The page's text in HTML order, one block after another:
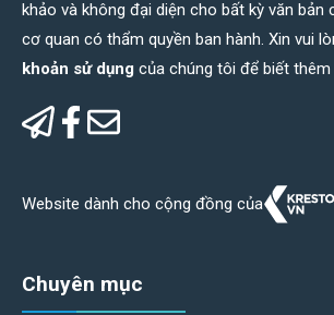
khảo và không đại diện cho bất kỳ văn bản
cơ quan có thẩm quyền ban hành. Xin vui
khoản sử dụng của chúng tôi để biết
Website dành cho cộng đồng của
Chuyên mục